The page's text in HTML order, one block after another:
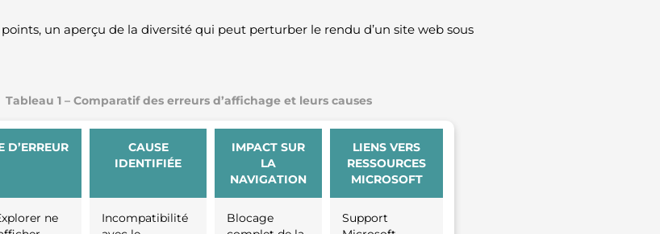
un aperçu de la diversité qui peut perturber le rendu d’un site web sous
Tableau 1 – Comparatif des erreurs d’affichage et leurs causes
D’ERREUR
CAUSE
IDENTIFIÉE
IMPACT SUR
LA
NAVIGATION
LIENS VERS
RESSOURCES
MICROSOFT
ne
Incompatibilité
Blocage
Support